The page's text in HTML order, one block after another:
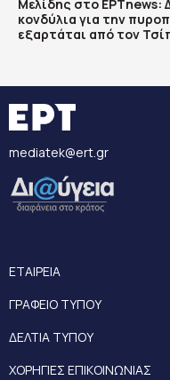
Μελίδης στο ΕΡΤnews:
κονδύλια για την
εξαρτάται από τον
mediatek@ert.gr
ΕΤΑΙΡΕΙΑ
ΓΡΑΦΕΙΟ ΤΥΠΟΥ
ΔΕΛΤΙΑ ΤΥΠΟΥ
ΧΟΡΗΓΙΕΣ ΕΠΙΚΟΙΝΩΝΙΑΣ